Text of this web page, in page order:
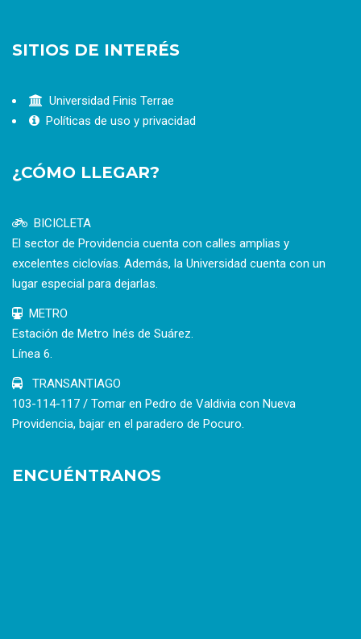
SITIOS DE INTERÉS
Universidad Finis Terrae
Políticas de uso y privacidad
¿CÓMO LLEGAR?
BICICLETA
El sector de Providencia cuenta con calles amplias y
excelentes ciclovías. Además, la Universidad cuenta con un
lugar especial para dejarlas.
METRO
Estación de Metro Inés de Suárez.
Línea 6.
TRANSANTIAGO
103-114-117 / Tomar en Pedro de Valdivia con Nueva
Providencia, bajar en el paradero de Pocuro.
ENCUÉNTRANOS